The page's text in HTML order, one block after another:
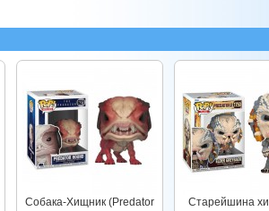
Собака-Хищник (Predator
Старейшина